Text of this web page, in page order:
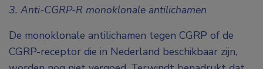
3. Anti-CGRP-R monoklonale antilichamen
De monoklonale antilichamen tegen CGRP of de
CGRP-receptor die in Nederland beschikbaar zijn,